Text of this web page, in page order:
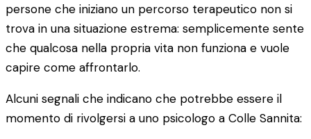
persone che iniziano un percorso terapeutico non si
trova in una situazione estrema: semplicemente sente
che qualcosa nella propria vita non funziona e vuole
capire come affrontarlo.
Alcuni segnali che indicano che potrebbe essere il
momento di rivolgersi a uno psicologo a Colle Sannita: